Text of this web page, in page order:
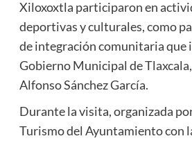
Xiloxoxtla participaron en
deportivas y culturales, como
de integración comunitaria que
Gobierno Municipal de
Alfonso Sánchez García.
Durante la visita, organizada
Turismo del Ayuntamiento con